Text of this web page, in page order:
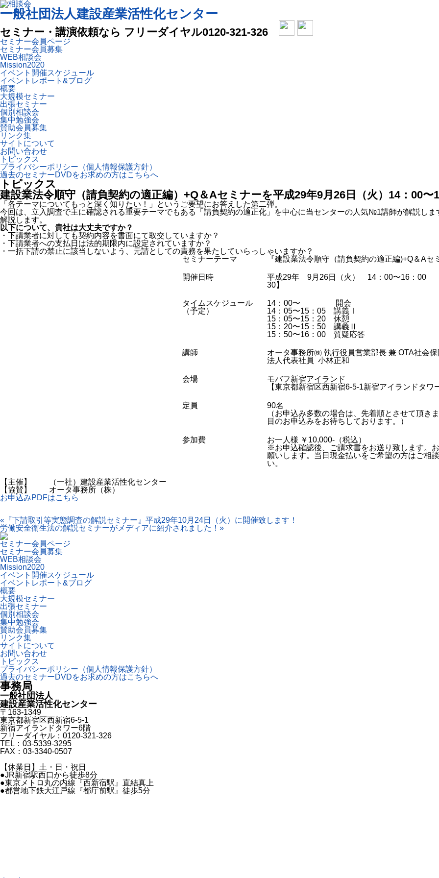
一般社団法人建設産業活性化センター
セミナー・講演依頼なら フリーダイヤル0120-321-326
セミナー会員ページ
セミナー会員募集
WEB相談会
Mission2020
イベント開催スケジュール
イベントレポート&ブログ
概要
大規模セミナー
出張セミナー
個別相談会
集中勉強会
賛助会員募集
リンク集
サイトについて
お問い合わせ
トピックス
プライバシーポリシー（個人情報保護方針）
過去のセミナーDVDをお求めの方はこちらへ
トピックス
建設業法令順守（請負契約の適正編）+Q＆Aセミナーを平成29年9月26日（火）14：00〜
「各テーマについてもっと深く知りたい！」というご要望にお答えした第二弾。
今回は、立入調査で主に確認される重要テーマでもある「請負契約の適正化」を中心に当センターの人気№1講師が解説し
解説します。
以下について、貴社は大丈夫ですか？
・下請業者に対しても契約内容を書面にて取交していますか？
・下請業者への支払日は法的期限内に設定されていますか？
・一括下請の禁止に該当しないよう、元請としての責務を果たしていらっしゃいますか？
セミナーテーマ
『建設業法令順守（請負契約の適正編)+Q＆Aセ
開催日時
平成29年 9月26日（火） 14：00〜16：00 【
30】
タイムスケジュール
（予定）
14：00〜 開会
14：05〜15：05 講義Ⅰ
15：05〜15：20 休憩
15：20〜15：50 講義Ⅱ
15：50〜16：00 質疑応答
講師
オータ事務所㈱ 執行役員営業部長 兼 OTA社会
法人代表社員 小林正和
会場
モバフ新宿アイランド
【東京都新宿区西新宿6-5-1新宿アイランドタワ
定員
90名
（お申込み多数の場合は、先着順とさせて頂き
目のお申込みをお待ちしております。）
参加費
お一人様 ￥10,000-（税込）
※お申込確認後、ご請求書をお送り致します。
願いします。当日現金払いをご希望の方はご相
い。
【主催】 （一社）建設産業活性化センター
【協賛】 オータ事務所（株）
お申込みPDFはこちら
« 『下請取引等実態調査の解説セミナー』平成29年10月24日（火）に開催致します！
労働安全衛生法の解説セミナーがメディアに紹介されました！ »
セミナー会員ページ
セミナー会員募集
WEB相談会
Mission2020
イベント開催スケジュール
イベントレポート&ブログ
概要
大規模セミナー
出張セミナー
個別相談会
集中勉強会
賛助会員募集
リンク集
サイトについて
お問い合わせ
トピックス
プライバシーポリシー（個人情報保護方針）
過去のセミナーDVDをお求めの方はこちらへ
事務局
一般社団法人
建設産業活性化センター
〒163-1349
東京都新宿区西新宿6-5-1
新宿アイランドタワー6階
フリーダイヤル：0120-321-326
TEL：03-5339-3295
FAX：03-3340-0507
【休業日】土・日・祝日
●JR新宿駅西口から徒歩8分
●東京メトロ丸の内線『西新宿駅』直結真上
●都営地下鉄大江戸線『都庁前駅』徒歩5分